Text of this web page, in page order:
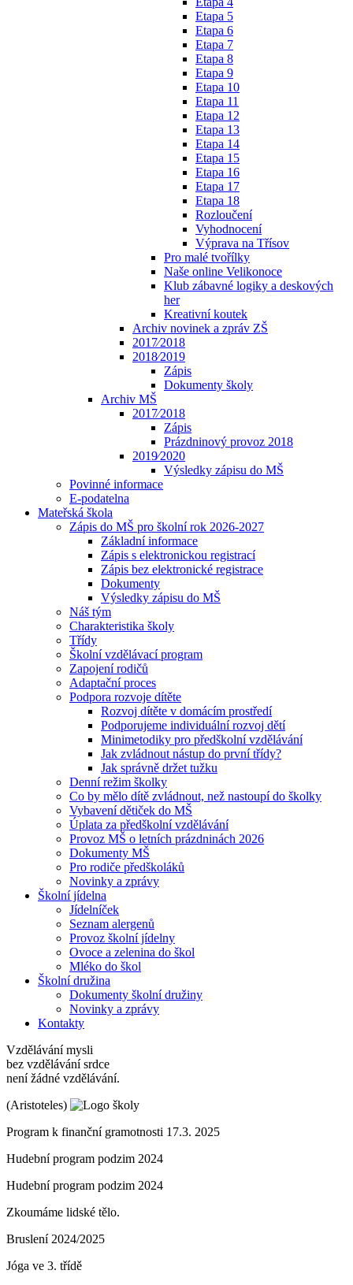
Etapa 5
Etapa 6
Etapa 7
Etapa 8
Etapa 9
Etapa 10
Etapa 11
Etapa 12
Etapa 13
Etapa 14
Etapa 15
Etapa 16
Etapa 17
Etapa 18
Rozloučení
Vyhodnocení
Výprava na Třísov
Pro malé tvořílky
Naše online Velikonoce
Klub zábavné logiky a deskových
her
Kreativní koutek
Archiv novinek a zpráv ZŠ
2017⁄2018
2018⁄2019
Zápis
Dokumenty školy
Archiv MŠ
2017⁄2018
Zápis
Prázdninový provoz 2018
2019⁄2020
Výsledky zápisu do MŠ
Povinné informace
E-podatelna
Mateřská škola
Zápis do MŠ pro školní rok 2026-2027
Základní informace
Zápis s elektronickou registrací
Zápis bez elektronické registrace
Dokumenty
Výsledky zápisu do MŠ
Náš tým
Charakteristika školy
Třídy
Školní vzdělávací program
Zapojení rodičů
Adaptační proces
Podpora rozvoje dítěte
Rozvoj dítěte v domácím prostředí
Podporujeme individuální rozvoj dětí
Minimetodiky pro předškolní vzdělávání
Jak zvládnout nástup do první třídy?
Jak správně držet tužku
Denní režim školky
Co by mělo dítě zvládnout, než nastoupí do školky
Vybavení dětiček do MŠ
Úplata za předškolní vzdělávání
Provoz MŠ o letních prázdninách 2026
Dokumenty MŠ
Pro rodiče předškoláků
Novinky a zprávy
Školní jídelna
Jídelníček
Seznam alergenů
Provoz školní jídelny
Ovoce a zelenina do škol
Mléko do škol
Školní družina
Dokumenty školní družiny
Novinky a zprávy
Kontakty
Vzdělávání mysli
bez vzdělávání srdce
není žádné vzdělávání.
(Aristoteles)
Program k finanční gramotnosti 17.3. 2025
Hudební program podzim 2024
Hudební program podzim 2024
Zkoumáme lidské tělo.
Bruslení 2024/2025
Jóga ve 3. třídě